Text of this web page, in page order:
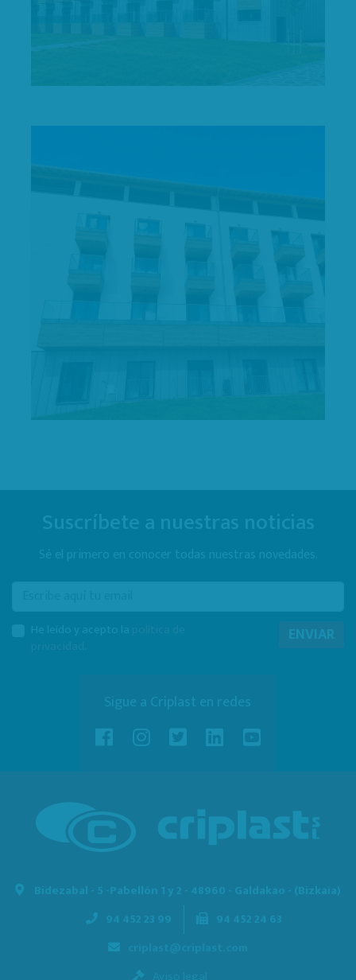
ENVIAR
Sigue a Criplast en redes
Bidezabal - 5 -Pabellón 1 y 2 - 48960 - Galdakao - (Bizkaia)
94 452 23 99
94 452 24 63